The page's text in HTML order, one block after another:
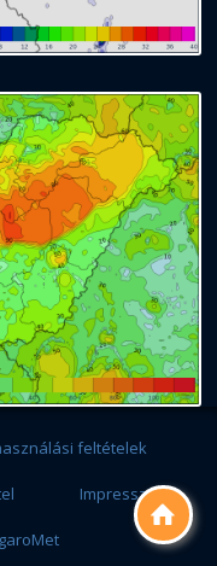

feltételek
Impresszum